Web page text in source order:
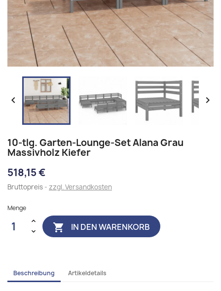
 
10-tlg. Garten-Lounge-Set Alana Grau
Massivholz Kiefer
518,15 €
Bruttopreis zzgl. Versandkosten
Menge
 IN DEN WARENKORB
Beschreibung Artikeldetails